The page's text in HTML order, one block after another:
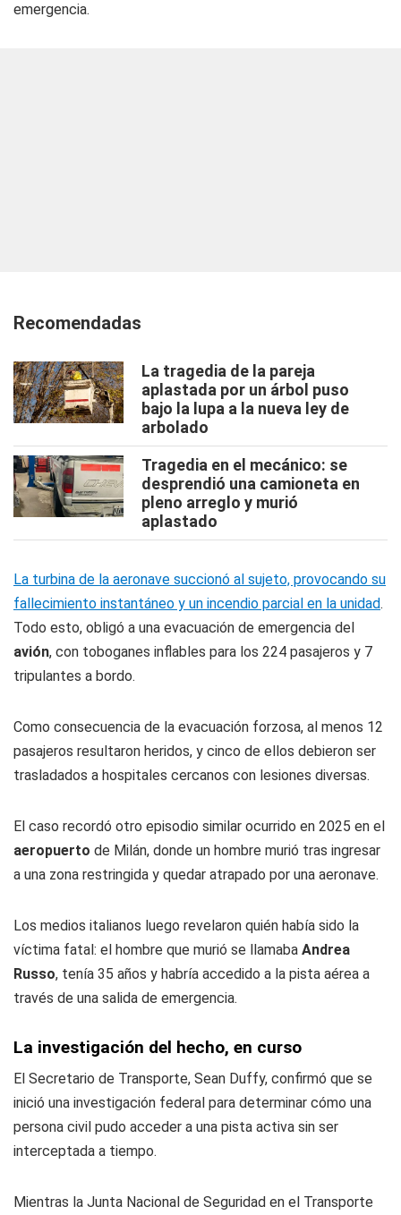
emergencia.
Recomendadas
La tragedia de la pareja
aplastada por un árbol puso
bajo la lupa a la nueva ley de
arbolado
Tragedia en el mecánico: se
desprendió una camioneta en
pleno arreglo y murió
aplastado
La turbina de la aeronave succionó al sujeto, provocando su
fallecimiento instantáneo y un incendio parcial en la unidad.
Todo esto, obligó a una evacuación de emergencia del
avión, con toboganes inflables para los 224 pasajeros y 7
tripulantes a bordo.
Como consecuencia de la evacuación forzosa, al menos 12
pasajeros resultaron heridos, y cinco de ellos debieron ser
trasladados a hospitales cercanos con lesiones diversas.
El caso recordó otro episodio similar ocurrido en 2025 en el
aeropuerto de Milán, donde un hombre murió tras ingresar
a una zona restringida y quedar atrapado por una aeronave.
Los medios italianos luego revelaron quién había sido la
víctima fatal: el hombre que murió se llamaba Andrea
Russo, tenía 35 años y habría accedido a la pista aérea a
través de una salida de emergencia.
La investigación del hecho, en curso
El Secretario de Transporte, Sean Duffy, confirmó que se
inició una investigación federal para determinar cómo una
persona civil pudo acceder a una pista activa sin ser
interceptada a tiempo.
Mientras la Junta Nacional de Seguridad en el Transporte